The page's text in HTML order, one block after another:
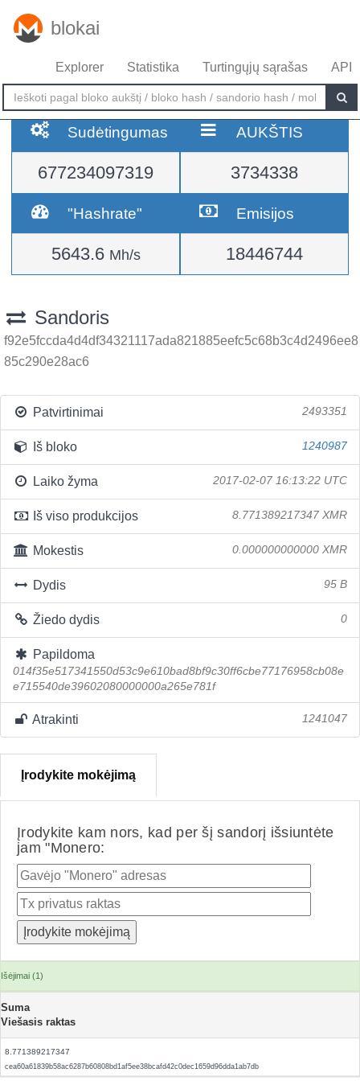
blokai
Explorer Statistika Turtingųjų sąrašas API
Sudėtingumas
677234097319
AUKŠTIS
3734338
"Hashrate"
5643.6 Mh/s
Emisijos
18446744
Sandoris
f92e5fccda4d4df34321117ada821885eefc5c68b3c4d2496ee8
85c290e28ac6
Patvirtinimai 2493351
Iš bloko 1240987
Laiko žyma 2017-02-07 16:13:22 UTC
Iš viso produkcijos 8.771389217347 XMR
Mokestis 0.000000000000 XMR
Dydis 95 B
Žiedo dydis 0
Papildoma
014f35e517341550d53c9e610bad8bf9c30ff6cbe77176958cb08e
e715540de39602080000000a265e781f
Atrakinti 1241047
Įrodykite mokėjimą
Įrodykite kam nors, kad per šį sandorį išsiuntėte
jam "Monero:
Išėjimai (1)
Suma
Viešasis raktas
8.771389217347
cea60a61839b58ac6287b60808bd1af5ee38bcafd42c0dec1659d96dda1ab7db